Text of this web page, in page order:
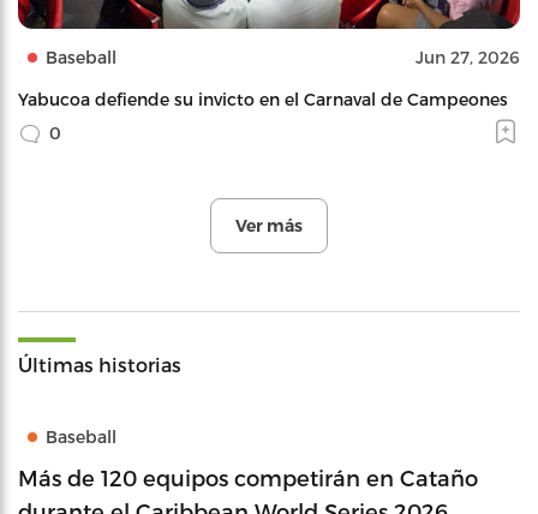
Baseball Jun 27, 2026
Yabucoa defiende su invicto en el Carnaval de Campeones
0
Ver más
Últimas historias
Baseball
Más de 120 equipos competirán en Cataño